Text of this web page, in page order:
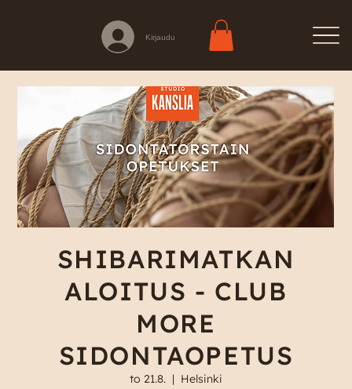
Kirjaudu
SHIBARIMATKAN
ALOITUS - CLUB
MORE
SIDONTAOPETUS
to 21.8.
  |
Helsinki